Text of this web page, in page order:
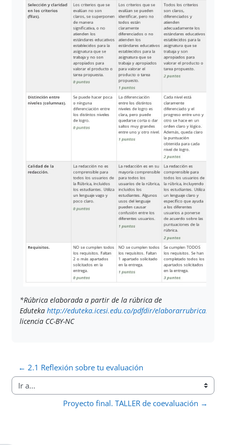
*Rúbrica elaborada a partir de la rúbrica de
Eduteka http://eduteka.icesi.edu.co/pdfdir/elaborarrubricas.pdf
licencia CC-BY-NC
← 2.1 Reflexión sobre tu evaluación
Ir a...
Proyecto final. TALLER de coevaluación →